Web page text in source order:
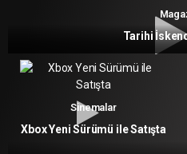
Tarihi
Sinemalar
Xbox Yeni Sürümü ile Satışta